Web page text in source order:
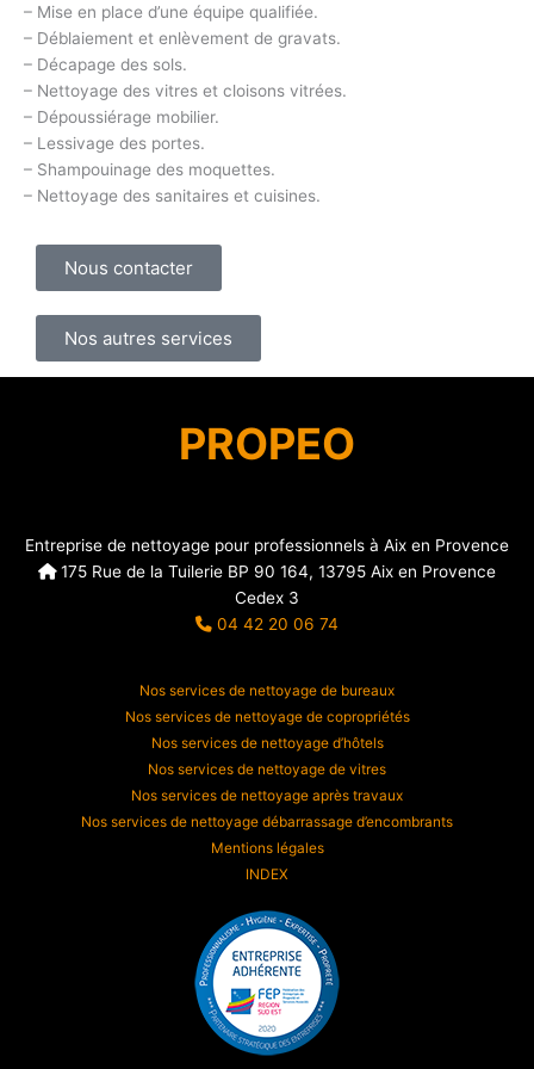
– Mise en place d’une équipe qualifiée.
– Déblaiement et enlèvement de gravats.
– Décapage des sols.
– Nettoyage des vitres et cloisons vitrées.
– Dépoussiérage mobilier.
– Lessivage des portes.
– Shampouinage des moquettes.
– Nettoyage des sanitaires et cuisines.
Nous contacter
Nos autres services
PROPEO
Entreprise de nettoyage pour professionnels à Aix en Provence
175 Rue de la Tuilerie BP 90 164, 13795 Aix en Provence
Cedex 3
04 42 20 06 74
Nos services de nettoyage de bureaux
Nos services de nettoyage de copropriétés
Nos services de nettoyage d’hôtels
Nos services de nettoyage de vitres
Nos services de nettoyage après travaux
Nos services de nettoyage débarrassage d’encombrants
Mentions légales
INDEX